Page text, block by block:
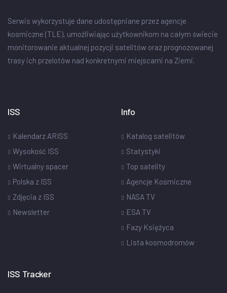
Serwis wykorzystuje dane udostępniane przez agencje
kosmiczne (TLE), umożliwiając użytkownikom na całym świecie
monitorowanie aktualnej pozycji satelitów oraz prognozowanej
trasy ich przelotów nad konkretnymi miejscami na Ziemi.
ISS
Kalendarz ARISS
Wysokość ISS
Wirtualny spacer
Polska z ISS
Zdjęcia z ISS
Newsletter
Info
Katalog satelitów
Statystyki
Top satelity
Agencje Kosmiczne
NASA TV
ESA TV
Fazy Księżyca
Lista kosmodromów
ISS Tracker